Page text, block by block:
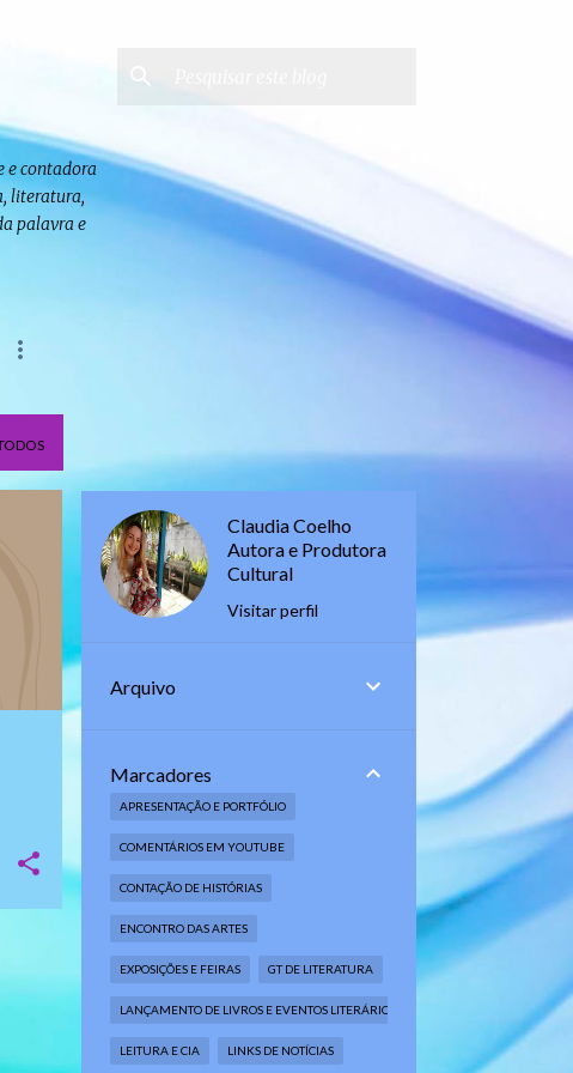
e contadora
literatura,
palavra e
Claudia Coelho
Autora e Produtora
Cultural
Visitar perfil
Arquivo
Marcadores
APRESENTAÇÃO E PORTFÓLIO
COMENTÁRIOS EM YOUTUBE
CONTAÇÃO DE HISTÓRIAS
ENCONTRO DAS ARTES
EXPOSIÇÕES E FEIRAS GT DE LITERATURA
LANÇAMENTO DE LIVROS E EVENTOS LITERÁRIOS
LEITURA E CIA LINKS DE NOTÍCIAS